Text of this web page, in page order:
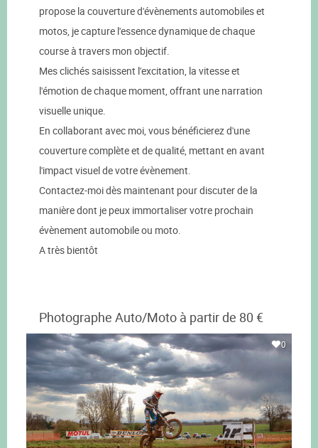
propose la couverture d'évènements automobiles et
motos, je capture l'essence dynamique de chaque
course à travers mon objectif.
Mes clichés saisissent l'excitation, la vitesse et
l'émotion de chaque moment, offrant une narration
visuelle unique.
En collaborant avec moi, vous bénéficierez d'une
couverture complète et de qualité, mettant en avant
l'impact visuel de votre évènement.
Contactez-moi dès maintenant pour discuter de la
manière dont je peux immortaliser votre prochain
évènement automobile ou moto.
A très bientôt
Photographe Auto/Moto à partir de 80 €
0